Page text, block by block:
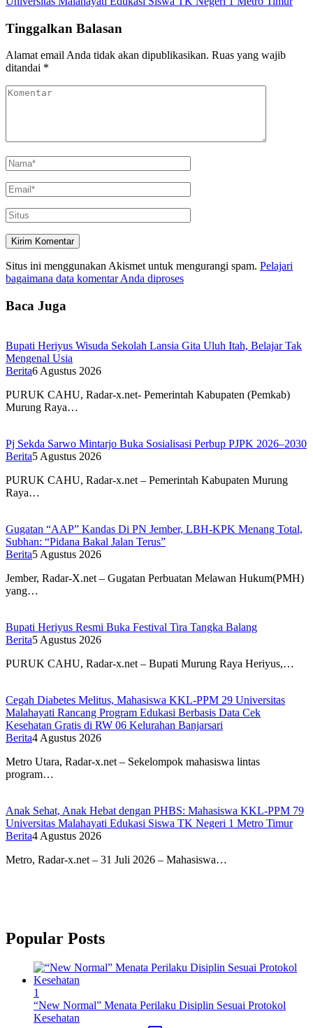
Tinggalkan Balasan
Alamat email Anda tidak akan dipublikasikan. Ruas yang wajib
ditandai *
Situs ini menggunakan Akismet untuk mengurangi spam. Pelajari
bagaimana data komentar Anda diproses
Baca Juga
Bupati Heriyus Wisuda Sekolah Lansia Gita Uluh Itah, Belajar Tak
Mengenal Usia
Berita6 Agustus 2026
PURUK CAHU, Radar-x.net- Pemerintah Kabupaten (Pemkab)
Murung Raya…
Pj Sekda Sarwo Mintarjo Buka Sosialisasi Perbup PJPK 2026–2030
Berita5 Agustus 2026
PURUK CAHU, Radar-x.net – Pemerintah Kabupaten Murung
Raya…
Gugatan “AAP” Kandas Di PN Jember, LBH-KPK Menang Total,
Subhan: “Pidana Bakal Jalan Terus”
Berita5 Agustus 2026
Jember, Radar-X.net – Gugatan Perbuatan Melawan Hukum(PMH)
yang…
Bupati Heriyus Resmi Buka Festival Tira Tangka Balang
Berita5 Agustus 2026
PURUK CAHU, Radar-x.net – Bupati Murung Raya Heriyus,…
Cegah Diabetes Melitus, Mahasiswa KKL-PPM 29 Universitas
Malahayati Rancang Program Edukasi Berbasis Data Cek
Kesehatan Gratis di RW 06 Kelurahan Banjarsari
Berita4 Agustus 2026
Metro Utara, Radar-x.net – Sekelompok mahasiswa lintas
program…
Anak Sehat, Anak Hebat dengan PHBS: Mahasiswa KKL-PPM 79
Universitas Malahayati Edukasi Siswa TK Negeri 1 Metro Timur
Berita4 Agustus 2026
Metro, Radar-x.net – 31 Juli 2026 – Mahasiswa…
Popular Posts
1
“New Normal” Menata Perilaku Disiplin Sesuai Protokol
Kesehatan